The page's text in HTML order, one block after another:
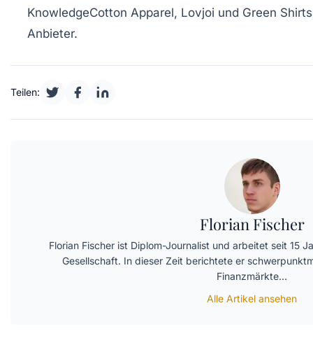
KnowledgeCotton Apparel, Lovjoi und Green
Anbieter.
Teilen:
Florian Fischer
Florian Fischer ist Diplom-Journalist und arbeitet seit 15
Gesellschaft. In dieser Zeit berichtete er
Finanzmärkte…
Alle Artikel ansehen